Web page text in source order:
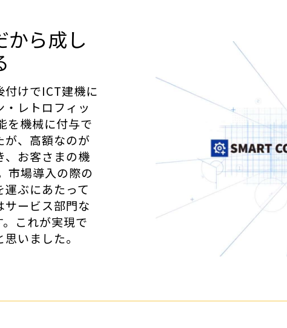
から成し
付けでICT建機に
レトロフィッ
を機械に付与で
が、高額なのが
、お客さまの機
市場導入の際の
ぶにあたって
サービス部門な
これが実現で
いました。